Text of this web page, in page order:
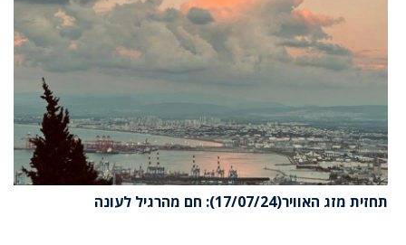
תחזית מזג האוויר(17/07/24): חם מהרגיל לעונה